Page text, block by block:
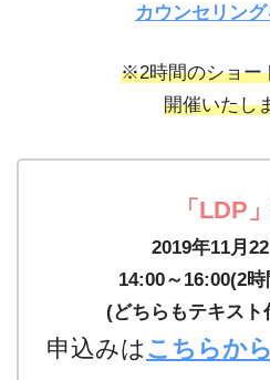
カウンセリング
※2時間のショー
開催いたし
「LDP
2019年11月22
14:00～16:00(2
(どちらもテキスト
申込みは こちらから